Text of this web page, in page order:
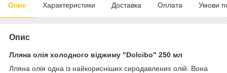
Опис Характеристики Доставка Оплата Умови
Опис
Лляна олія холодного віджиму "Dolcibo" 250 мл
Лляна олія одна із найкорисніших сиродавлених олій. Вона